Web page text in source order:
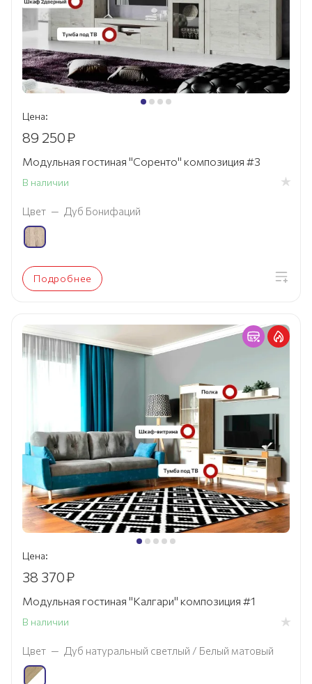
Цена:
89 250₽
Модульная гостиная "Соренто" композиция #3
В наличии
Цвет — Дуб Бонифаций
Подробнее
Цена:
38 370₽
Модульная гостиная "Калгари" композиция #1
В наличии
Цвет — Дуб натуральный светлый / Белый матовый